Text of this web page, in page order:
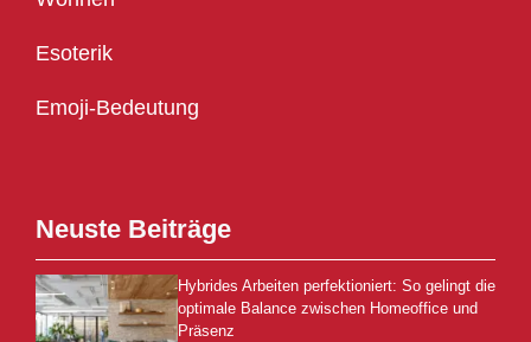
Esoterik
Emoji-Bedeutung
Neuste Beiträge
Hybrides Arbeiten perfektioniert: So gelingt die
optimale Balance zwischen Homeoffice und
Präsenz